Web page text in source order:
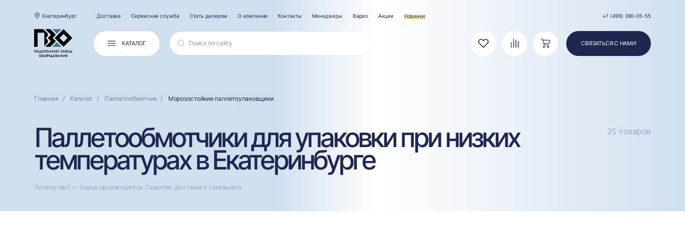
Екатеринбург Доставка Сервисная служба Стать дилером О компании Контакты Менеджеры Видео Акции Новинки +7 (499) 390-05-55
КАТАЛОГ Избранное СравнениеКорзина СВЯЗАТЬСЯ С НАМИ
Главная Каталог Паллетообмотчик Морозостойкие паллетоупаковщики
Паллетообмотчики для упаковки при низких
температурах в Екатеринбурге
25 товаров
Почему мы? — Завод-производитель. Гарантия. Доставка и самовывоз.